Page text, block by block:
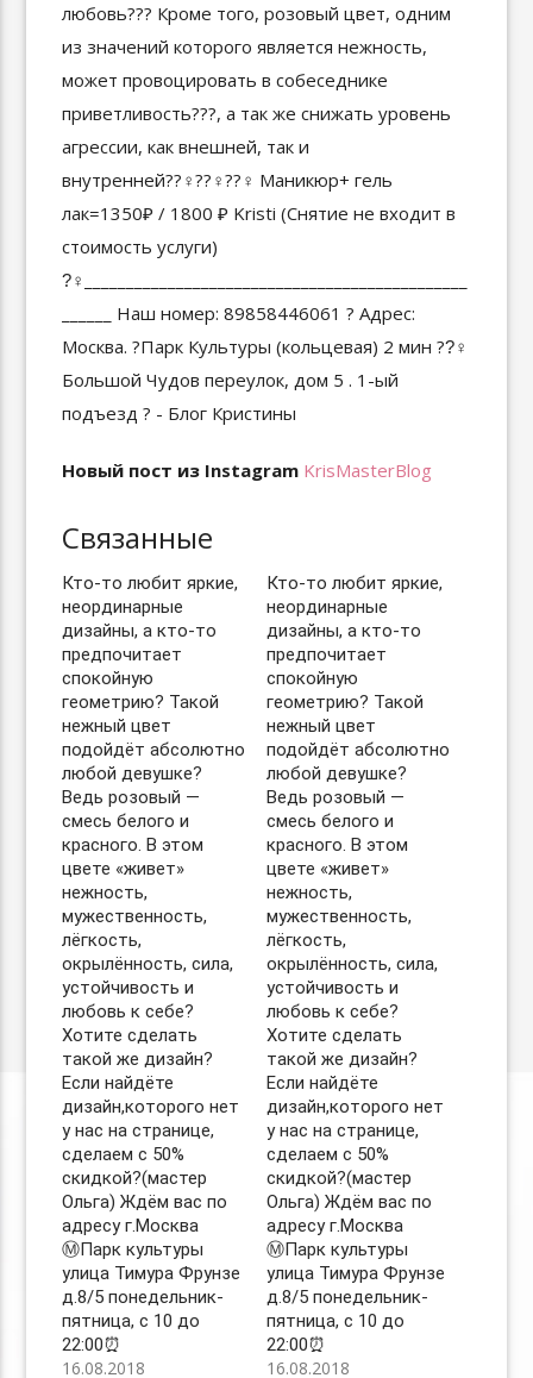
Новый пост из Instagram KrisMasterBlog
Связанные
Кто-то любит яркие,
неординарные
дизайны, а кто-то
предпочитает
спокойную
геометрию? Такой
нежный цвет
подойдёт абсолютно
любой девушке?
Ведь розовый —
смесь белого и
красного. В этом
цвете «живет»
нежность,
мужественность,
лёгкость,
окрылённость, сила,
устойчивость и
любовь к себе?
Хотите сделать
такой же дизайн?
Если найдёте
дизайн,которого нет
у нас на странице,
сделаем с 50%
скидкой?(мастер
Ольга) Ждём вас по
адресу г.Москва
Ⓜ️Парк культуры
улица Тимура Фрунзе
д.8/5 понедельник-
пятница, с 10 до
22:00⏰
16.08.2018
Кто-то любит яркие,
неординарные
дизайны, а кто-то
предпочитает
спокойную
геометрию? Такой
нежный цвет
подойдёт абсолютно
любой девушке?
Ведь розовый —
смесь белого и
красного. В этом
цвете «живет»
нежность,
мужественность,
лёгкость,
окрылённость, сила,
устойчивость и
любовь к себе?
Хотите сделать
такой же дизайн?
Если найдёте
дизайн,которого нет
у нас на странице,
сделаем с 50%
скидкой?(мастер
Ольга) Ждём вас по
адресу г.Москва
Ⓜ️Парк культуры
улица Тимура Фрунзе
д.8/5 понедельник-
пятница, с 10 до
22:00⏰
16.08.2018